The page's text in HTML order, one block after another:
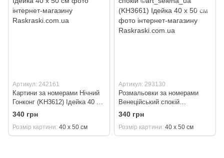
Артикул: 242161
Картини за номерами Нічний
Гонконг (KH3612) Ідейка 40 х
50 см
340 грн
Розмір картини 40 х 50 см
Артикул: 293130
Розмальовки за номерами
Венеційський спокій
©art_selena_ua (KH3661)
Ідейка 40 х 50 см
340 грн
Розмір картини 40 х 50 см